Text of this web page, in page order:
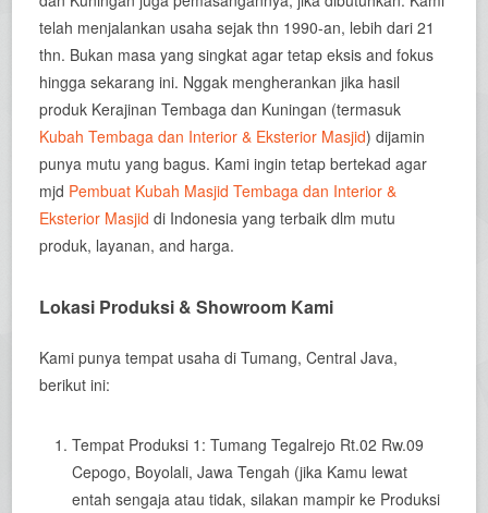
telah menjalankan usaha sejak thn 1990-an, lebih dari 21
thn. Bukan masa yang singkat agar tetap eksis and fokus
hingga sekarang ini. Nggak mengherankan jika hasil
produk Kerajinan Tembaga dan Kuningan (termasuk
Kubah Tembaga dan Interior & Eksterior Masjid) dijamin
punya mutu yang bagus. Kami ingin tetap bertekad agar
mjd Pembuat Kubah Masjid Tembaga dan Interior &
Eksterior Masjid di Indonesia yang terbaik dlm mutu
produk, layanan, and harga.
Lokasi Produksi & Showroom Kami
Kami punya tempat usaha di Tumang, Central Java,
berikut ini:
Tempat Produksi 1: Tumang Tegalrejo Rt.02 Rw.09
Cepogo, Boyolali, Jawa Tengah (jika Kamu lewat
entah sengaja atau tidak, silakan mampir ke Produksi